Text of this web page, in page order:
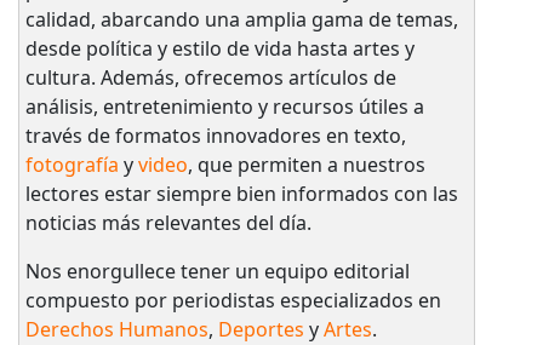
calidad, abarcando una amplia gama de temas,
desde política y estilo de vida hasta artes y
cultura. Además, ofrecemos artículos de
análisis, entretenimiento y recursos útiles a
través de formatos innovadores en texto,
fotografía yvideo, que permiten a nuestros
lectores estar siempre bien informados con las
noticias más relevantes del día.
Nos enorgullece tener un equipo editorial
compuesto por periodistas especializados en
Derechos Humanos, Deportes yArtes.